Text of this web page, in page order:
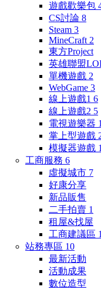
遊戲歡樂包
CS討論 8
Steam 3
MineCraft 2
東方Project
英雄聯盟
單機遊戲 2
WebGame 3
線上遊戲1 6
線上遊戲2 5
電視遊樂器 1
掌上型遊戲
模擬器遊戲 1
工商服務 6
虛擬城市 7
好康分享
新品販售
二手拍賣 1
租屋&找屋
工商建議區 1
站務專區 10
最新活動
活動成果
數位造型